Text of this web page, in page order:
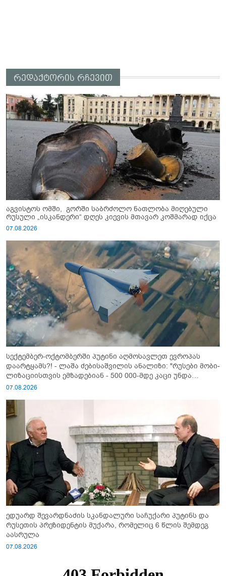
რედაქტორის რჩევით
აგვისტოს ომში, გორში საბრძოლო ნათლობა მიღებული
რუსული „ისკანდერი“ დღეს კიევის მთავარ კოშმარად იქცა
07.08.2026
სექტემბერ-ოქტომბერში პუტინი აღმოსავლეთ ევროპას
დაარტყამს?! - ლაშა ძებისაშვილის ანალიზი: "რუსები მობი­
ლიზაციისთვის ემზადებიან - 500 000-მდე კაცი უნდა
გაიწვიონ ომში"
07.08.2026
ედუარდ შევარდნაძის სკანდალური საჩუქარი პუტინს და
რუსეთის პრეზიდენტის მუქარა, რომელიც 6 წლის შემდეგ
აასრულა
07.08.2026